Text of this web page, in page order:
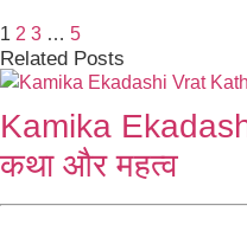
1 2 3 … 5
Related Posts
Kamika
कथा और महत्व